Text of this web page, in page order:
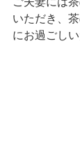
いただき、
にお過ごし